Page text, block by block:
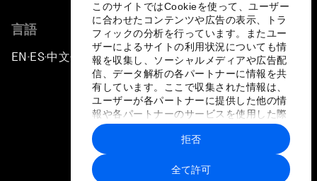
このサイトではCookieを使って、ユーザー
に合わせたコンテンツや広告の表示、トラ
フィックの分析を行っています。またユー
ザーによるサイトの利用状況についても情
報を収集し、ソーシャルメディアや広告配
信、データ解析の各パートナーに情報を共
有しています。ここで収集された情報は、
ユーザーが各パートナーに提供した他の情
報や各パートナーのサービスを使用した際
に収集された情報と組み合わされ、各パー
トナーによって使用されることがありま
す。
全て許可
拒否
言語
EN ▪ES▪中文▪ 日本語
プライバシーポリシーと利用規約
サイトマップ